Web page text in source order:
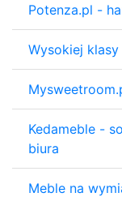
Potenza.pl -
Wysokiej
Kedameble -
biura
Meble na